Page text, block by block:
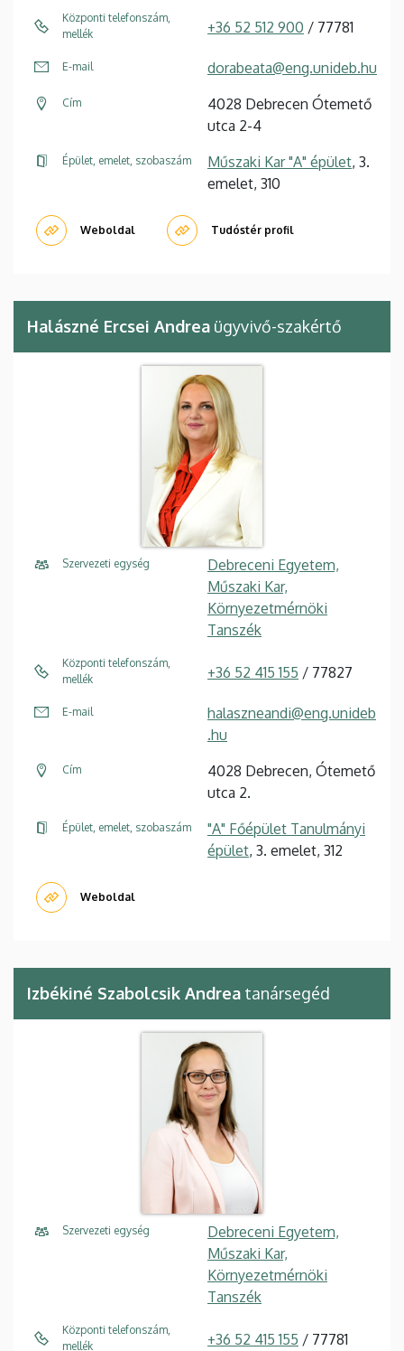
Központi telefonszám,
mellék
+36 52 512 900 / 77781
E-mail dorabeata@eng.unideb.hu
Cím
4028 Debrecen Ótemető
utca 2-4
Épület, emelet, szobaszám Műszaki Kar "A" épület, 3.
emelet, 310
Weboldal Tudóstér profil
Halászné Ercsei Andrea ügyvivő-szakértő
Szervezeti egység
Debreceni Egyetem,
Műszaki Kar,
Környezetmérnöki
Tanszék
Központi telefonszám,
mellék
+36 52 415 155 / 77827
E-mail
halaszneandi@eng.unideb
.hu
Cím
4028 Debrecen, Ótemető
utca 2.
Épület, emelet, szobaszám
"A" Főépület Tanulmányi
épület, 3. emelet, 312
Weboldal
Izbékiné Szabolcsik Andrea tanársegéd
Szervezeti egység
Debreceni Egyetem,
Műszaki Kar,
Környezetmérnöki
Tanszék
Központi telefonszám,
mellék
+36 52 415 155 / 77781